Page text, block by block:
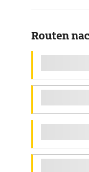
Routen